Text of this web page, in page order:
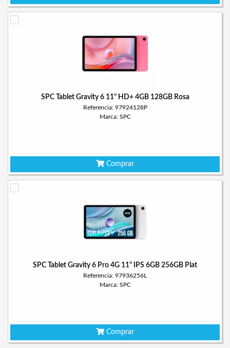
SPC Tablet Gravity 6 11" HD+ 4GB 128GB Rosa
Referencia: 97924128P
Marca: SPC
Comprar
SPC Tablet Gravity 6 Pro 4G 11" IPS 6GB 256GB Plat
Referencia: 97936256L
Marca: SPC
Comprar